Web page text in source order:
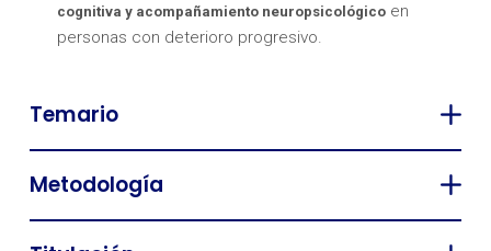
cognitiva y acompañamiento neuropsicológico en
personas con deterioro progresivo.
Temario
Metodología